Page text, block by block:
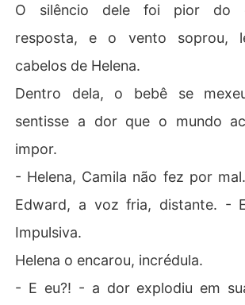
O silêncio dele foi pior do
resposta, e o vento soprou,
cabelos de Helena.
Dentro dela, o bebê se
sentisse a dor que o mundo
impor.
- Helena, Camila não fez por
Edward, a voz fria, distante. -
Impulsiva.
Helena o encarou, incrédula.
- E eu?! - a dor explodiu em